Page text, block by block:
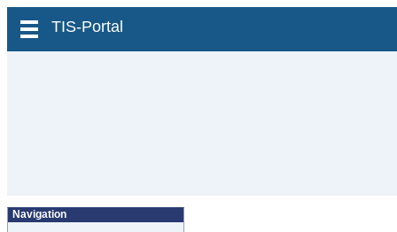
zum Inhalt wechseln
TIS-Portal
Navigation